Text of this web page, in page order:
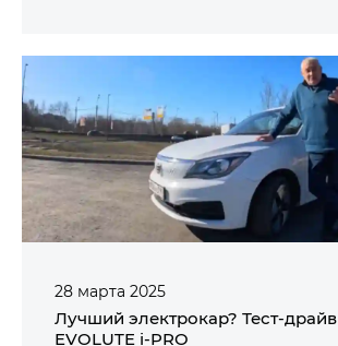
28 марта 2025
Лучший электрокар? Тест-драйв
EVOLUTE i‑PRO